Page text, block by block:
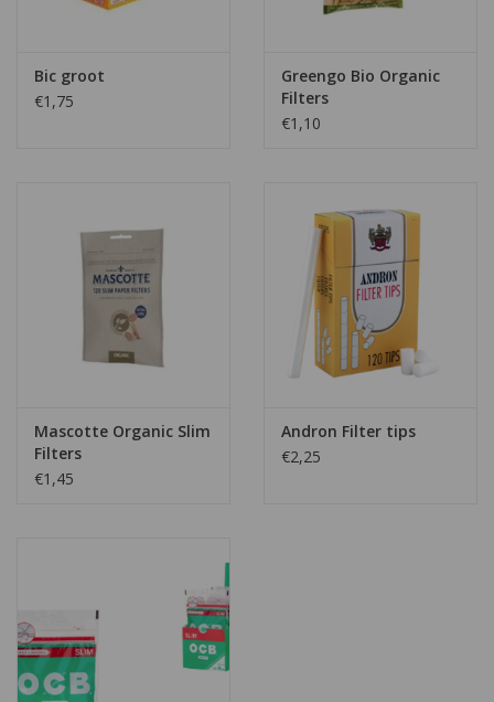
Bic groot
€1,75
Greengo Bio Organic
Filters
€1,10
Mascotte Organic Slim
Filters
€1,45
Andron Filter tips
€2,25